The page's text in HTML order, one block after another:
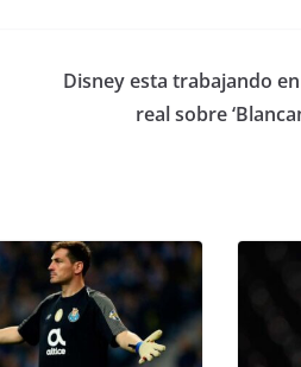
Disney esta trabajando
real sobre